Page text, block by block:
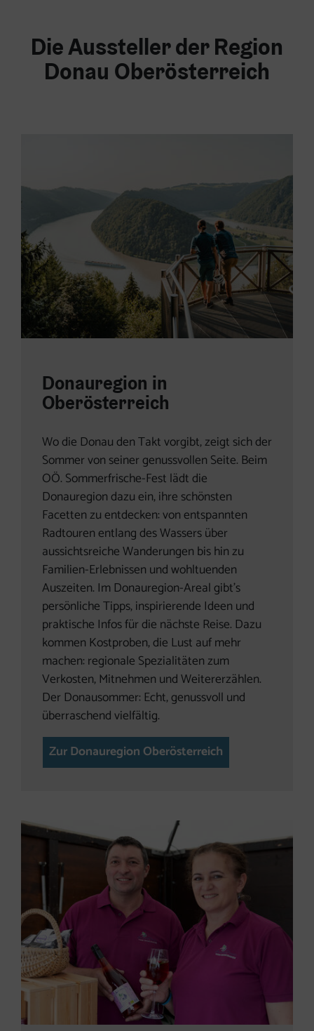
Die Aussteller der Region
Donau Oberösterreich
Donauregion in
Oberösterreich
Wo die Donau den Takt vorgibt, zeigt sich der
Sommer von seiner genussvollen Seite. Beim
OÖ. Sommerfrische-Fest lädt die
Donauregion dazu ein, ihre schönsten
Facetten zu entdecken: von entspannten
Radtouren entlang des Wassers über
aussichtsreiche Wanderungen bis hin zu
Familien-Erlebnissen und wohltuenden
Auszeiten. Im Donauregion-Areal gibt’s
persönliche Tipps, inspirierende Ideen und
praktische Infos für die nächste Reise. Dazu
kommen Kostproben, die Lust auf mehr
machen: regionale Spezialitäten zum
Verkosten, Mitnehmen und Weitererzählen.
Der Donausommer: Echt, genussvoll und
überraschend vielfältig.
Zur Donauregion Oberösterreich